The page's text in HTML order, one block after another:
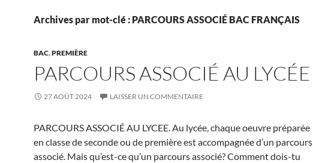
Archives par mot-clé : PARCOURS ASSOCIÉ BAC FRANÇAIS
BAC,PREMIÈRE
PARCOURS ASSOCIÉ AU LYCÉE
27 AOÛT 2024 LAISSER UN COMMENTAIRE
PARCOURS ASSOCIÉ AU LYCEE. Au lycée, chaque oeuvre préparée
en classe de seconde ou de première est accompagnée d’un parcours
associé. Mais qu’est-ce qu’un parcours associé? Comment dois-tu